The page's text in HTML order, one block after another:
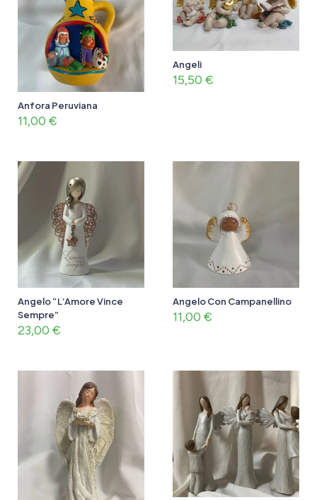
Anfora Peruviana
11,00 €
Angeli
15,50 €
Angelo “L’Amore Vince
Sempre”
23,00 €
Angelo Con Campanellino
11,00 €